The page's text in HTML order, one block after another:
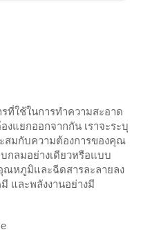
รที่ใช้ในการทำความสะอาด
แยกออกจากกัน เราจะระบุ
สมกับความต้องการของคุณ
กลมอย่างเดียวหรือแบบ
ณหภูมิและฉีดสารละลายลง
และพลังงานอย่างมี